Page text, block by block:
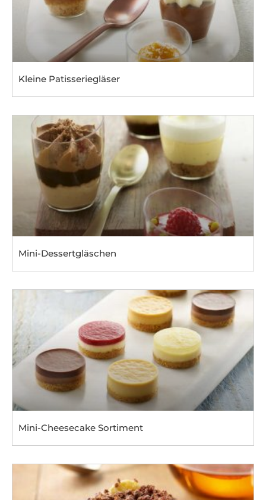
Kleine Patisseriegläser
Mini-Dessertgläschen
Mini-Cheesecake Sortiment